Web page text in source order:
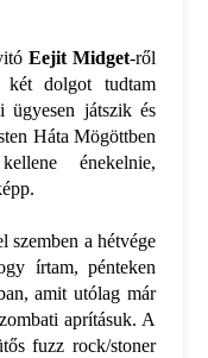
Eejit Midget-ről
két dolgot tudtam
ügyesen játszik és
Háta Mögöttben
énekelnie,
szemben a hétvége
írtam, pénteken
amit utólag már
aprításuk. A
fuzz rock/stoner